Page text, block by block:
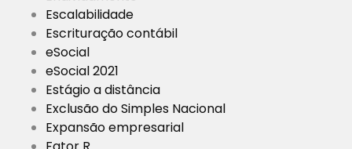
Escalabilidade
Escrituração contábil
eSocial
eSocial 2021
Estágio a distância
Exclusão do Simples Nacional
Expansão empresarial